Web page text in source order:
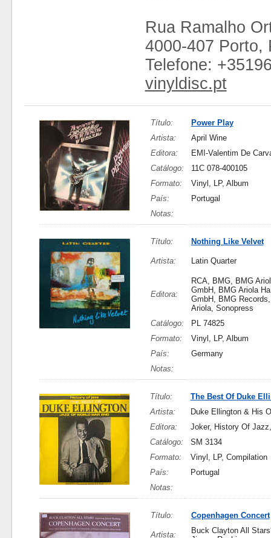
Rua Ramalho
4000-407 Porto,
Telefone:
vinyldisc.pt
Título:
Power Play
Artista:
April Wine
Editora:
EMI-Valentim De
Catálogo:
11C 078-400105
Formato:
Vinyl, LP, Album
País:
Portugal
Notas:
Título: Nothing Like Velvet
Artista: Latin Quarter
Editora:
RCA, BMG, BMG
GmbH, BMG Ariola
GmbH, BMG
Ariola, Sonopress
Catálogo:
PL 74825
Formato:
Vinyl, LP, Album
País:
Germany
Notas:
Título:
The Best Of Duke
Artista:
Duke Ellington & His
Editora:
Joker, History Of
Catálogo:
SM 3134
Formato:
Vinyl, LP, Compilation
País:
Portugal
Notas:
Título: Copenhagen Concert
Artista:
Buck Clayton All